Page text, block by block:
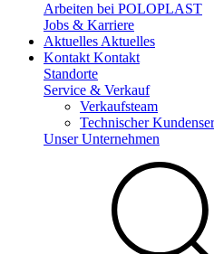
Arbeiten bei POLOPLAST
Jobs & Karriere
Aktuelles Aktuelles
Kontakt Kontakt
Standorte
Service & Verkauf
Verkaufsteam
Technischer
Unser Unternehmen